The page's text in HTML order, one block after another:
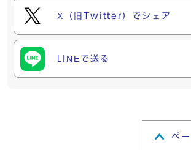
X（旧Twitter）でシェア
LINEで送る
ペ